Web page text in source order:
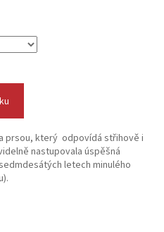
prsou, který odpovídá střihově i
nastupovala úspěšná
letech minulého